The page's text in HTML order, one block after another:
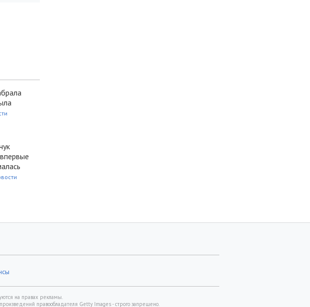
на правах рекламы.
правообладателя Getty Images - строго запрещено.